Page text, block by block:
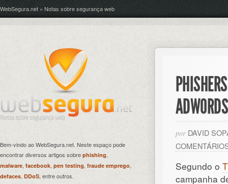
WebSegura.net » Notas sobre segurança web
ADWORDS
por DAVID
Segundo o
campanha
Bem-vindo ao WebSegura.net. Neste espaço pode
encontrar diversos artigos sobre phishing,
malware, facebook, pen testing fraude emprego,
defaces, DDoS, entre outros.